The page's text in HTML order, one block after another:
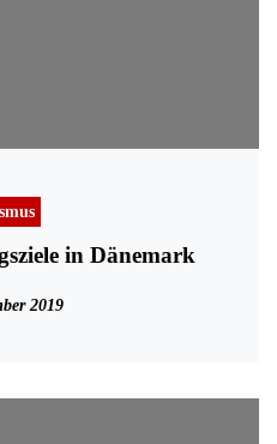
in Dänemark
2019